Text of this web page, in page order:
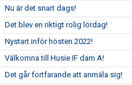
Nu är det snart dags!
Det blev en riktigt rolig lördag!
Nystart inför hösten 2022!
Välkomna till Husie IF dam A!
Det går fortfarande att anmäla sig!